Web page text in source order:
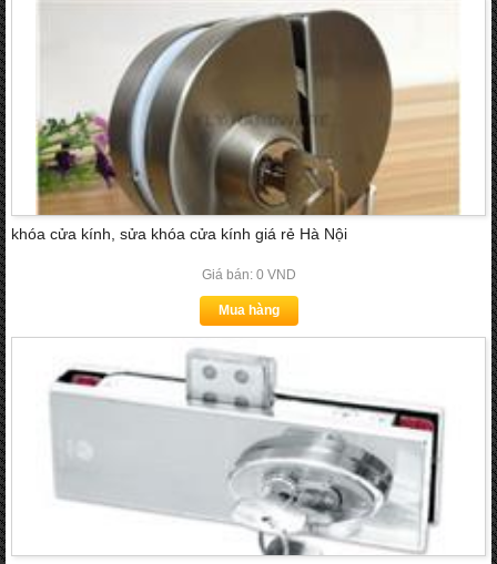
khóa cửa kính, sửa khóa cửa kính giá rẻ Hà Nội
Giá bán: 0 VND
Mua hàng